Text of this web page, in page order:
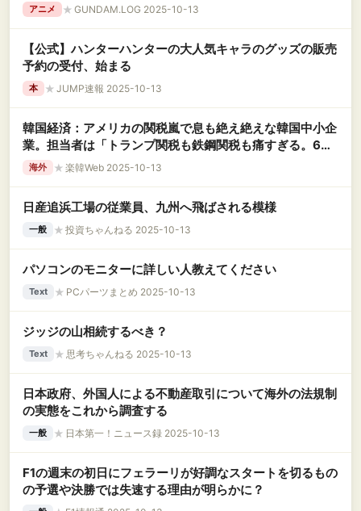
アニメ ★ GUNDAM.LOG 2025-10-13
【公式】ハンターハンターの大人気キャラのグッズの販売
予約の受付、始まる
本 ★ JUMP速報 2025-10-13
韓国経済：アメリカの関税嵐で息も絶え絶えな韓国中小企
業。担当者は「トランプ関税も鉄鋼関税も痛すぎる。6月
から輸出がゼロになった……」と肩を落とす
海外 ★ 楽韓Web 2025-10-13
日産追浜工場の従業員、九州へ飛ばされる模様
一般 ★ 投資ちゃんねる 2025-10-13
パソコンのモニターに詳しい人教えてください
Text ★ PCパーツまとめ 2025-10-13
ジッジの山相続するべき？
Text ★ 思考ちゃんねる 2025-10-13
日本政府、外国人による不動産取引について海外の法規制
の実態をこれから調査する
一般 ★ 日本第一！ニュース録 2025-10-13
F1の週末の初日にフェラーリが好調なスタートを切るもの
の予選や決勝では失速する理由が明らかに？